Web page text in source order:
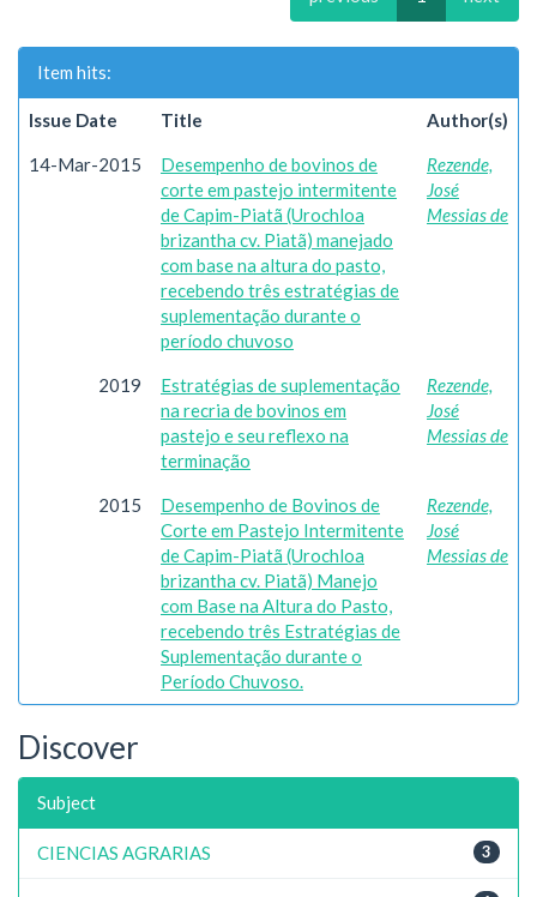
Item hits:
Issue Date Title Author(s)
14-Mar-2015
Desempenho de bovinos de
corte em pastejo intermitente
de Capim-Piatã (Urochloa
brizantha cv. Piatã) manejado
com base na altura do pasto,
recebendo três estratégias de
suplementação durante o
período chuvoso
Rezende,
José
Messias de
2019
Estratégias de suplementação
na recria de bovinos em
pastejo e seu reflexo na
terminação
Rezende,
José
Messias de
2015
Desempenho de Bovinos de
Corte em Pastejo Intermitente
de Capim-Piatã (Urochloa
brizantha cv. Piatã) Manejo
com Base na Altura do Pasto,
recebendo três Estratégias de
Suplementação durante o
Período Chuvoso.
Rezende,
José
Messias de
Discover
Subject
3
CIENCIAS AGRARIAS